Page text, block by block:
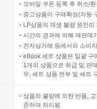
모바일 쿠폰 등록 후 취소/
중고상품이 구매확정(자동
LP상품의 재생 불량 원인
시간의 경과에 의해 재판매
전자상거래 등에서의 소비
eBook 세트 상품은 일괄 구
1개의 상품으로 취급 및 판
우, 세트 상품 전부 및 세트
상품의 불량에 의한 반품,
준하여 처리됨